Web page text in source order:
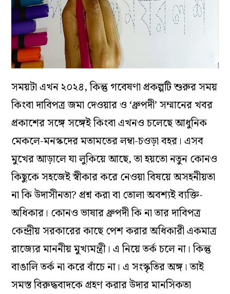
সময়টা এখন ২০২৪, কিন্তু গবেষণা প্রকল্পটি শুরুর সময়
কিংবা দাবিপত্র জমা দেওয়ার ও ‘ধ্রুপদী’ সম্মানের খবর
প্রকাশের সঙ্গে সঙ্গেই কিংবা এখনও চলেছে আধুনিক
মেকলে-মনস্কদের মতামতের লম্বা-চওড়া বহর। এসব
মুখের আড়ালে যা লুকিয়ে আছে, তা হয়তো নতুন কোনও
কিছুকে সহজেই স্বীকার করে নেওয়া বিষয়ে অসহনীয়তা
না কি উদাসীনতা? প্রশ্ন করা বা তোলা অবশ্যই ব্যক্তি-
অধিকার। কোনও ভাষার ধ্রুপদী কি না তার দাবিপত্র
কেন্দ্রীয় সরকারের কাছে পেশ করার অধিকারী একমাত্র
রাজ্যের মাননীয় মুখ্যমন্ত্রী। এ নিয়ে তর্ক চলে না। কিন্তু
বাঙালি তর্ক না করে বাঁচে না। এ সংস্কৃতির অঙ্গ। তাই
সমস্ত বিরুদ্ধবাদকে গ্রহণ করার উদার মানসিকতা